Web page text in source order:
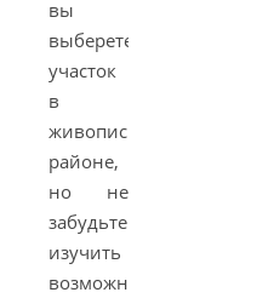
вы
выберете
участок
в
живописном
районе,
но не
забудьте
изучить
возможные